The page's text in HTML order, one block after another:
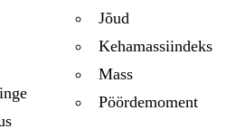
Jõud
Kehamassiindeks
Mass
Pöördemoment